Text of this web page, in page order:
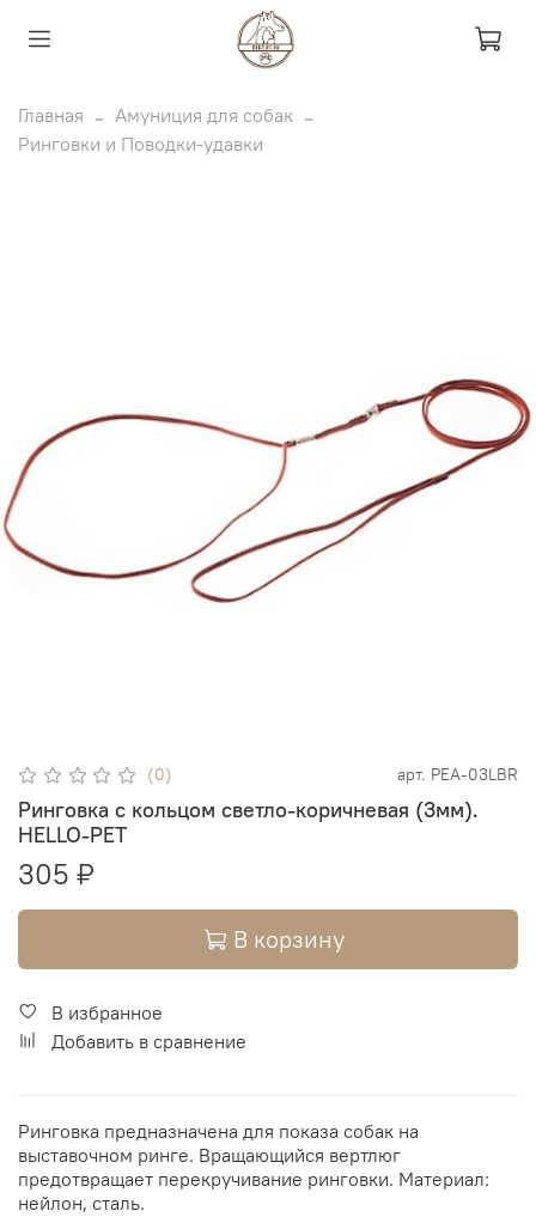
Главная
Амуниция для собак
Ринговки и Поводки-удавки
(0) арт. PEA-03LBR
Ринговка с кольцом светло-коричневая (3мм).
HELLO-PET
305 ₽
В корзину
В избранное
Добавить в сравнение
Ринговка предназначена для показа собак на
выставочном ринге. Вращающийся вертлюг
предотвращает перекручивание ринговки. Материал:
нейлон, сталь.